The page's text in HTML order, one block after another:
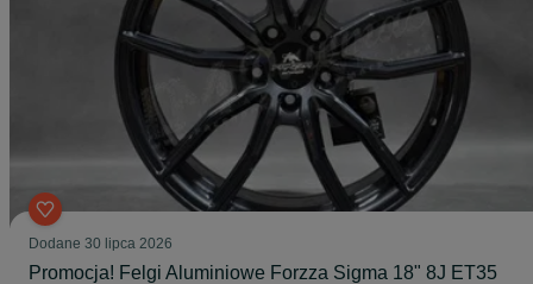
Dodane 30 lipca 2026
Promocja! Felgi Aluminiowe Forzza Sigma 18" 8J ET35